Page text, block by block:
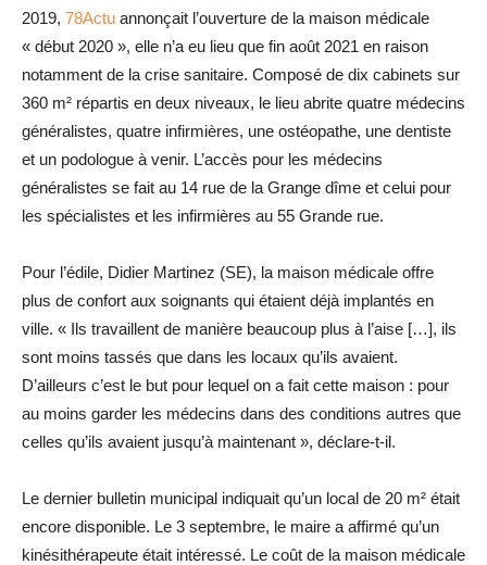
2019, 78Actu annonçait l’ouverture de la maison médicale
« début 2020 », elle n’a eu lieu que fin août 2021 en raison
notamment de la crise sanitaire. Composé de dix cabinets sur
360 m² répartis en deux niveaux, le lieu abrite quatre médecins
généralistes, quatre infirmières, une ostéopathe, une dentiste
et un podologue à venir. L’accès pour les médecins
généralistes se fait au 14 rue de la Grange dîme et celui pour
les spécialistes et les ­infirmières au 55 Grande rue.
Pour l’édile, Didier Martinez (SE), la maison médicale offre
plus de confort aux soignants qui étaient déjà implantés en
ville. « Ils travaillent de manière beaucoup plus à l’aise […], ils
sont moins tassés que dans les locaux qu’ils avaient.
D’ailleurs c’est le but pour lequel on a fait cette maison : pour
au moins garder les médecins dans des conditions autres que
celles qu’ils avaient jusqu’à maintenant », déclare-t-il.
Le dernier bulletin municipal indiquait qu’un local de 20 m² était
encore disponible. Le 3 septembre, le maire a affirmé qu’un
kinésithérapeute était intéressé. Le coût de la maison médicale